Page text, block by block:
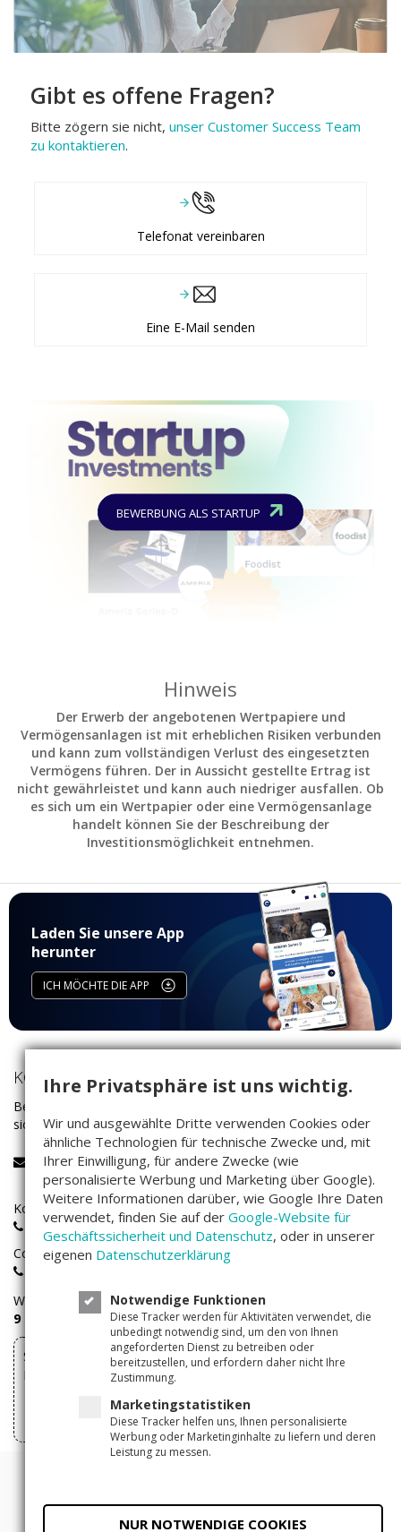
Gibt es offene Fragen?
Bitte zögern sie nicht, unser Customer Success Team
zu kontaktieren.
Telefonat vereinbaren
Eine E-Mail senden
BEWERBUNG ALS STARTUP
Hinweis
Der Erwerb der angebotenen Wertpapiere und
Vermögensanlagen ist mit erheblichen Risiken verbunden
und kann zum vollständigen Verlust des eingesetzten
Vermögens führen. Der in Aussicht gestellte Ertrag ist
nicht gewährleistet und kann auch niedriger ausfallen. Ob
es sich um ein Wertpapier oder eine Vermögensanlage
handelt können Sie der Beschreibung der
Investitionsmöglichkeit entnehmen.
KONTAKT
Bei Fragen rund um das Investieren auf Companisto wenden Sie
sich bitte an unser Service-Team:
service@companisto.com
Kostenlose Rufnummer für Investoren aus Deutschland:
0800 - 100 267 0
Companisto-Servicerufnummer:
Wir sind
Montags bis Freitagsvon
9 – 17 Uhr
für Sie erreichbar.
Sie können Ihre über Companisto abgeschlossenen
Investments hier widerrufen
Vertrag widerrufen
Laden Sie unsere App
herunter
ICH MÖCHTE DIE APP
Allgemeine Geschäftsbedingungen
Datenschutzerklärung
Impressum
Ihre Privatsphäre ist uns wichtig.
Wir und ausgewählte Dritte verwenden Cookies oder
ähnliche Technologien für technische Zwecke und, mit
Ihrer Einwilligung, für andere Zwecke (wie
personalisierte Werbung und Marketing über Google).
Weitere Informationen darüber, wie Google Ihre Daten
verwendet, finden Sie auf der Google-Website für
Geschäftssicherheit und Datenschutz, oder in unserer
eigenen Datenschutzerklärung
Notwendige Funktionen
Diese Tracker werden für Aktivitäten verwendet, die
unbedingt notwendig sind, um den von Ihnen
angeforderten Dienst zu betreiben oder
bereitzustellen, und erfordern daher nicht Ihre
Zustimmung.
Marketingstatistiken
Diese Tracker helfen uns, Ihnen personalisierte
Werbung oder Marketinginhalte zu liefern und deren
Leistung zu messen.
NUR NOTWENDIGE COOKIES